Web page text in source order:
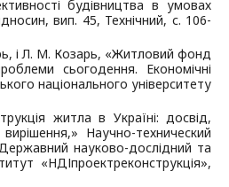
будівництва в умовах
вип. 45, Технічний, с. 106-
і Л. М. Козарь, «Житловий фонд
сьогодення. Економічні
національного університету
житла в Україні: досвід,
Научно-технический
науково-дослідний та
«НДІпроектреконструкція»,